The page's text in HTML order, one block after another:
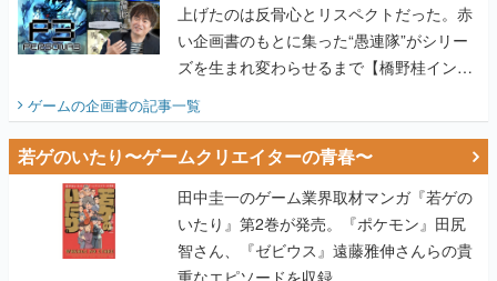
上げたのは反骨心とリスペクトだった。赤
い企画書のもとに集った“愚連隊”がシリー
ズを生まれ変わらせるまで【橋野桂インタ
ビュー】
ゲームの企画書の記事一覧
若ゲのいたり〜ゲームクリエイターの青春〜
田中圭一のゲーム業界取材マンガ『若ゲの
いたり』第2巻が発売。『ポケモン』田尻
智さん、『ゼビウス』遠藤雅伸さんらの貴